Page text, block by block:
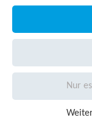
Nur
Unternehmen
Presse
Karriere